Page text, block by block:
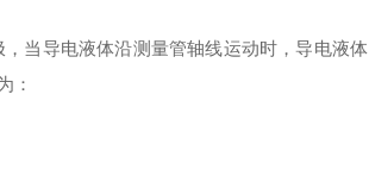
当导电液体沿测量管轴线运动时，导电液体
：